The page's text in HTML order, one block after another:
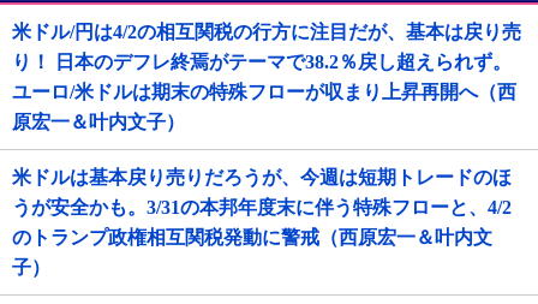
米ドル/円は4/2の相互関税の行方に注目だが、基本は戻り売
り！ 日本のデフレ終焉がテーマで38.2％戻し超えられず。
ユーロ/米ドルは期末の特殊フローが収まり上昇再開へ（西
原宏一＆叶内文子）
米ドルは基本戻り売りだろうが、今週は短期トレードのほ
うが安全かも。3/31の本邦年度末に伴う特殊フローと、4/2
のトランプ政権相互関税発動に警戒（西原宏一＆叶内文
子）